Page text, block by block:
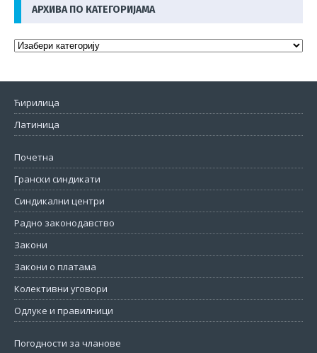
АРХИВА ПО КАТЕГОРИЈАМА
Ћирилица
Латиница
Почетна
Грански синдикати
Синдикални центри
Радно законодавство
Закони
Закони о платама
Колективни уговори
Одлуке и правилници
Погодности за чланове